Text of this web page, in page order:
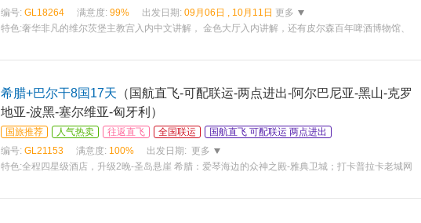
编号: GL18264 满意度: 99% 出发日期: 09月06日 , 10月11日 更多
特色:奢华非凡的维尔茨堡主教宫入内中文讲解， 金色大厅入内讲解，还有皮尔森百年啤酒博物馆、
希腊+巴尔干8国17天 （国航直飞-可配联运-两点进出-阿尔巴尼亚-黑山-克罗
地亚-波黑-塞尔维亚-匈牙利）
国旅推荐 人气热卖 往返直飞 全国联运
国航直飞 可配联运 两点进出
编号: GL21153 满意度: 100% 出发日期: 更多
特色:全程四星级酒店，升级2晚-圣岛悬崖 希腊：爱琴海边的众神之殿-雅典卫城；打卡普拉卡老城网